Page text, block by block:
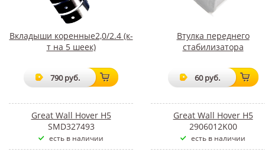
Вкладыши коренные2,0/2.4 (к-
т на 5 шеек)
790 руб.
Great Wall Hover H5
SMD327493
есть в наличии
Втулка переднего
стабилизатора
60 руб.
Great Wall Hover H5
2906012K00
есть в наличии